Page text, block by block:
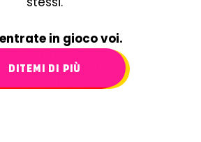
in gioco voi.
DITEMI DI PIÙ